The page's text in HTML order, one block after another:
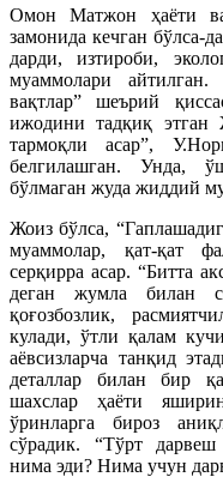
Омон Матжон ҳаёти
замонида кечган бўлса-
дарди, изтироби,
муаммолари айтилган.
вақтлар” шеърий
ижодини тадқиқ этган
тармоқли асар”,
белгилашган. Унда,
бўлмаган жуда жиддий
Жоиз бўлса,
муаммолар, қат-қат
серқирра асар. “Битта
деган жумла билан
қоғозбозлик,
кулади, ўтли қалам
аёвсизларча танқид
деталлар билан бир
шахслар ҳаёти
ўринларга бироз
сўрадик. “Тўрт
нима эди? Нима учун